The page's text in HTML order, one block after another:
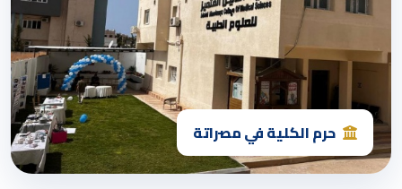
حرم الكلية في مصراتة